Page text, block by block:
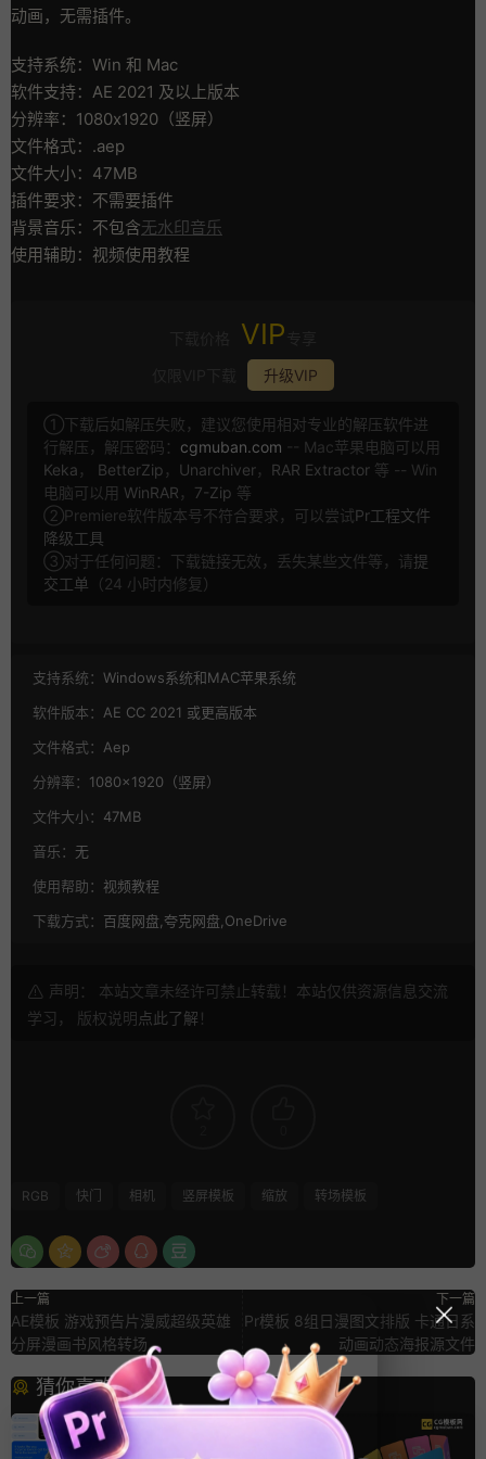
动画，无需插件。
支持系统：Win 和 Mac
软件支持：AE 2021 及以上版本
分辨率：1080x1920（竖屏）
文件格式：.aep
文件大小：47MB
插件要求：不需要插件
背景音乐：不包含无水印音乐
使用辅助：视频使用教程
VIP
升级VIP
①下载后如解压失败，建议您使用相对专业的解压软件进
行解压，解压密码： cgmuban.com -- Mac苹果电脑可以用
Keka ， BetterZip ， Unarchiver， RAR Extractor 等 -- Win
电脑可以用 WinRAR ， 7-Zip 等
②Premiere软件版本号不符合要求，可以尝试Pr工程文件
降级工具
③对于任何问题：下载链接无效，丢失某些文件等，请提
交工单 （24 小时内修复）
支持系统： Windows系统和MAC苹果系统
软件版本： AE CC 2021 或更高版本
文件格式： Aep
分辨率： 1080×1920（竖屏）
文件大小： 47MB
音乐： 无
使用帮助： 视频教程
下载方式： 百度网盘,夸克网盘,OneDrive
声明： 本站文章未经许可禁止转载！本站仅供资源信息交流
学习， 版权说明点此了解 ！
RGB 快门 相机 竖屏模板 缩放 转场模板
上一篇
AE模板 游戏预告片漫威超级英雄
分屏漫画书风格转场
下一篇
Pr模板 8组日漫图文排版 卡通日系
动画动态海报源文件
猜你喜欢